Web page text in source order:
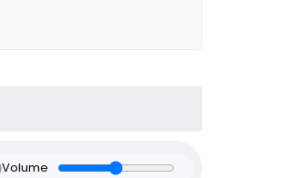
Volume